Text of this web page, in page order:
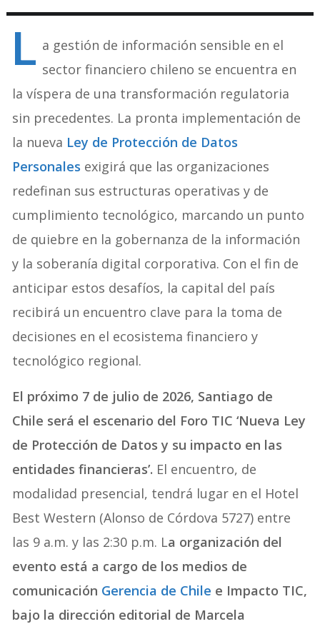
L a gestión de información sensible en el
sector financiero chileno se encuentra en
la víspera de una transformación regulatoria
sin precedentes. La pronta implementación de
la nueva Ley de Protección de Datos
Personales exigirá que las organizaciones
redefinan sus estructuras operativas y de
cumplimiento tecnológico, marcando un punto
de quiebre en la gobernanza de la información
y la soberanía digital corporativa. Con el fin de
anticipar estos desafíos, la capital del país
recibirá un encuentro clave para la toma de
decisiones en el ecosistema financiero y
tecnológico regional.
El próximo 7 de julio de 2026, Santiago de
Chile será el escenario del Foro TIC ‘Nueva Ley
de Protección de Datos y su impacto en las
entidades financieras’. El encuentro, de
modalidad presencial, tendrá lugar en el Hotel
Best Western (Alonso de Córdova 5727) entre
las 9 a.m. y las 2:30 p.m. La organización del
evento está a cargo de los medios de
comunicación Gerencia de Chile e Impacto TIC,
bajo la dirección editorial de Marcela